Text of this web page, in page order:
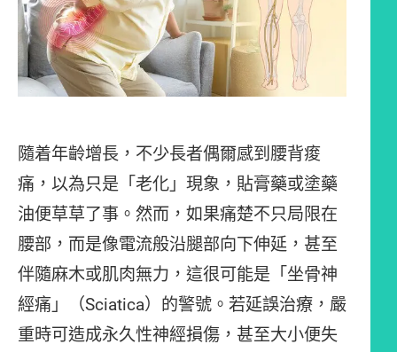
隨着年齡增長，不少長者偶爾感到腰背痠
痛，以為只是「老化」現象，貼膏藥或塗藥
油便草草了事。然而，如果痛楚不只局限在
腰部，而是像電流般沿腿部向下伸延，甚至
伴隨麻木或肌肉無力，這很可能是「坐骨神
經痛」（Sciatica）的警號。若延誤治療，嚴
重時可造成永久性神經損傷，甚至大小便失